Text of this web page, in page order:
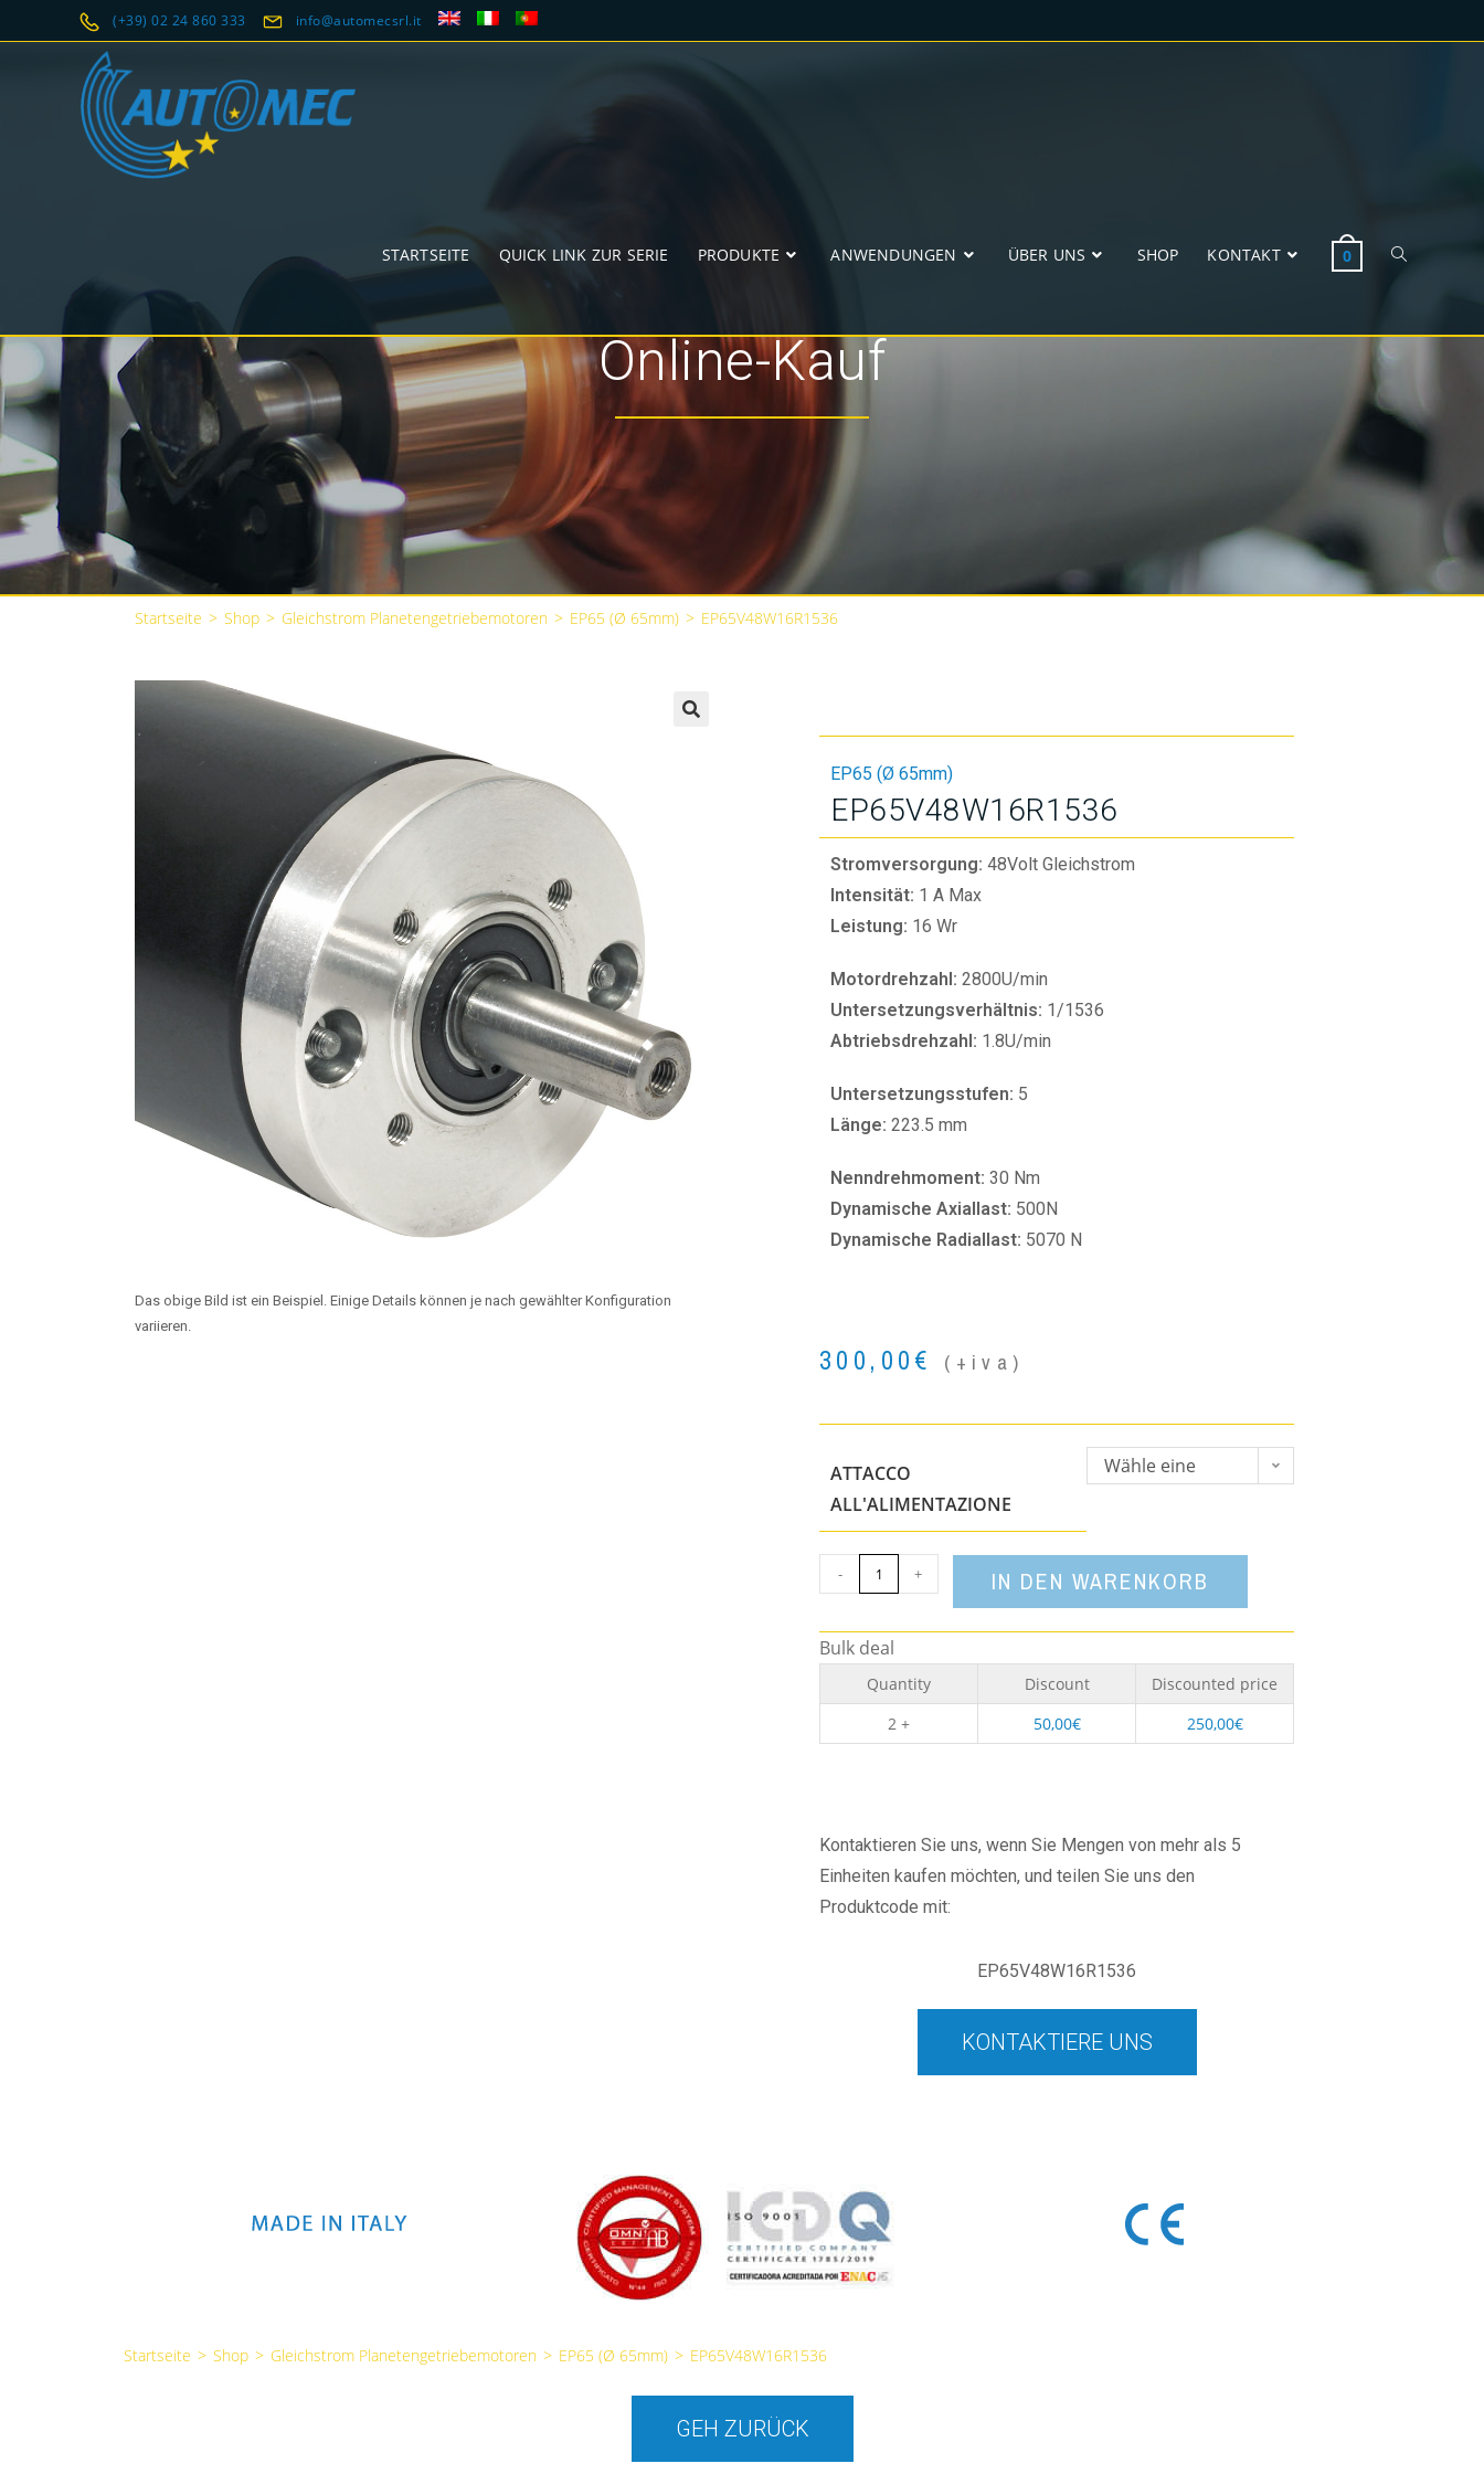
(+39) 02 24 860 333 info@automecsrl.it
STARTSEITE QUICK LINK ZUR SERIE PRODUKTE ANWENDUNGEN ÜBER UNS SHOP KONTAKT 0
Online-Kauf
Startseite > Shop > Gleichstrom Planetengetriebemotoren > EP65 (Ø 65mm) > EP65V48W16R1536
Das obige Bild ist ein Beispiel. Einige Details können je nach gewählter Konfiguration
variieren.
EP65 (Ø 65mm)
EP65V48W16R1536
Stromversorgung: 48Volt Gleichstrom
Intensität: 1 A Max
Leistung: 16 Wr
Motordrehzahl: 2800U/min
Untersetzungsverhältnis: 1/1536
Abtriebsdrehzahl: 1.8U/min
Untersetzungsstufen: 5
Länge: 223.5 mm
Nenndrehmoment: 30 Nm
Dynamische Axiallast: 500N
Dynamische Radiallast: 5070 N
300,00€ (+iva)
ATTACCO
ALL'ALIMENTAZIONE
Wähle eine
- + IN DEN WARENKORB
Bulk deal
Quantity Discount
Discounted price
2 +
50,00€ 250,00€
Kontaktieren Sie uns, wenn Sie Mengen von mehr als 5
Einheiten kaufen möchten, und teilen Sie uns den
Produktcode mit:
EP65V48W16R1536
KONTAKTIERE UNS
Startseite > Shop > Gleichstrom Planetengetriebemotoren > EP65 (Ø 65mm) > EP65V48W16R1536
GEH ZURÜCK